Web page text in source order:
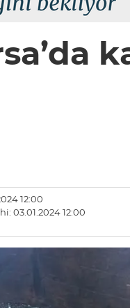
12:00
03.01.2024 12:00